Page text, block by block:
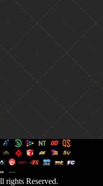
Reserved.